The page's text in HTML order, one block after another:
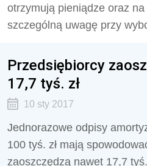
otrzymują pieniądze oraz
szczególną uwagę przy
Przedsiębiorcy
17,7 tyś. zł
10 sty 2017
Jednorazowe odpisy
100 tyś. zł mają
zaoszczędzą nawet 17,7 tyś.